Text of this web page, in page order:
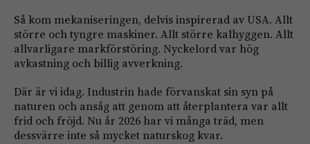
Så kom mekaniseringen, delvis inspirerad av USA. Allt
större och tyngre maskiner. Allt större kalhyggen. Allt
allvarligare markförstöring. Nyckelord var hög
avkastning och billig avverkning.
Där är vi idag. Industrin hade förvanskat sin syn på
naturen och ansåg att genom att återplantera var allt
frid och fröjd. Nu år 2026 har vi många träd, men
dessvärre inte så mycket naturskog kvar.